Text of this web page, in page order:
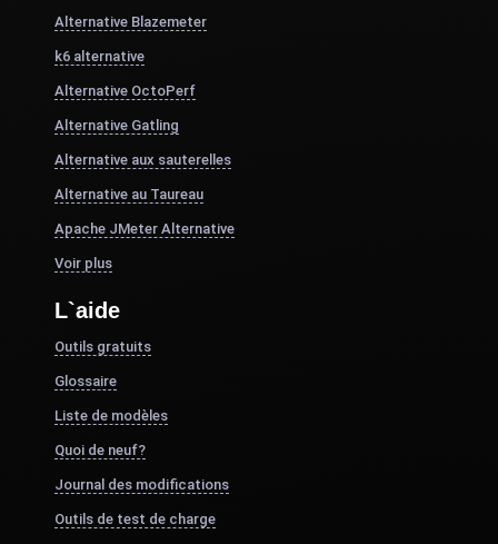
Alternative Blazemeter
k6 alternative
Alternative OctoPerf
Alternative Gatling
Alternative aux sauterelles
Alternative au Taureau
Apache JMeter Alternative
Voir plus
L`aide
Outils gratuits
Glossaire
Liste de modèles
Quoi de neuf?
Journal des modifications
Outils de test de charge